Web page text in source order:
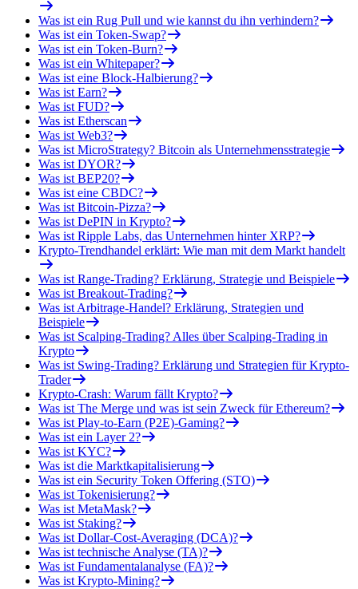
Was ist ein Rug Pull und wie kannst du ihn verhindern?
Was ist ein Token-Swap?
Was ist ein Token-Burn?
Was ist ein Whitepaper?
Was ist eine Block-Halbierung?
Was ist Earn?
Was ist FUD?
Was ist Etherscan
Was ist Web3?
Was ist MicroStrategy? Bitcoin als Unternehmensstrategie
Was ist DYOR?
Was ist BEP20?
Was ist eine CBDC?
Was ist Bitcoin-Pizza?
Was ist DePIN in Krypto?
Was ist Ripple Labs, das Unternehmen hinter XRP?
Krypto-Trendhandel erklärt: Wie man mit dem Markt handelt
Was ist Range-Trading? Erklärung, Strategie und Beispiele
Was ist Breakout-Trading?
Was ist Arbitrage-Handel? Erklärung, Strategien und
Beispiele
Was ist Scalping-Trading? Alles über Scalping-Trading in
Krypto
Was ist Swing-Trading? Erklärung und Strategien für Krypto-
Trader
Krypto-Crash: Warum fällt Krypto?
Was ist The Merge und was ist sein Zweck für Ethereum?
Was ist Play-to-Earn (P2E)-Gaming?
Was ist ein Layer 2?
Was ist KYC?
Was ist die Marktkapitalisierung
Was ist ein Security Token Offering (STO)
Was ist Tokenisierung?
Was ist MetaMask?
Was ist Staking?
Was ist Dollar-Cost-Averaging (DCA)?
Was ist technische Analyse (TA)?
Was ist Fundamentalanalyse (FA)?
Was ist Krypto-Mining?